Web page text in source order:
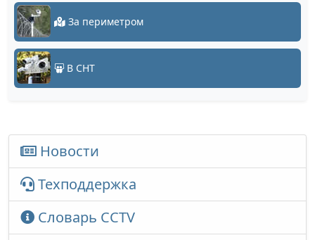
За периметром
В СНТ
Новости
Техподдержка
Словарь CCTV